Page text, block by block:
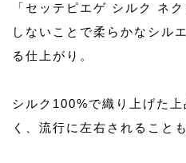
「セッテピエゲ シルク ネ
しないことで柔らかなシル
る仕上がり。
シルク100%で織り上げた
く、流行に左右されること